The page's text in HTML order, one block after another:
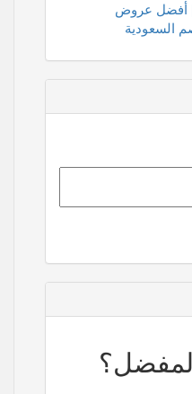
| أفضل عروض
السعودية